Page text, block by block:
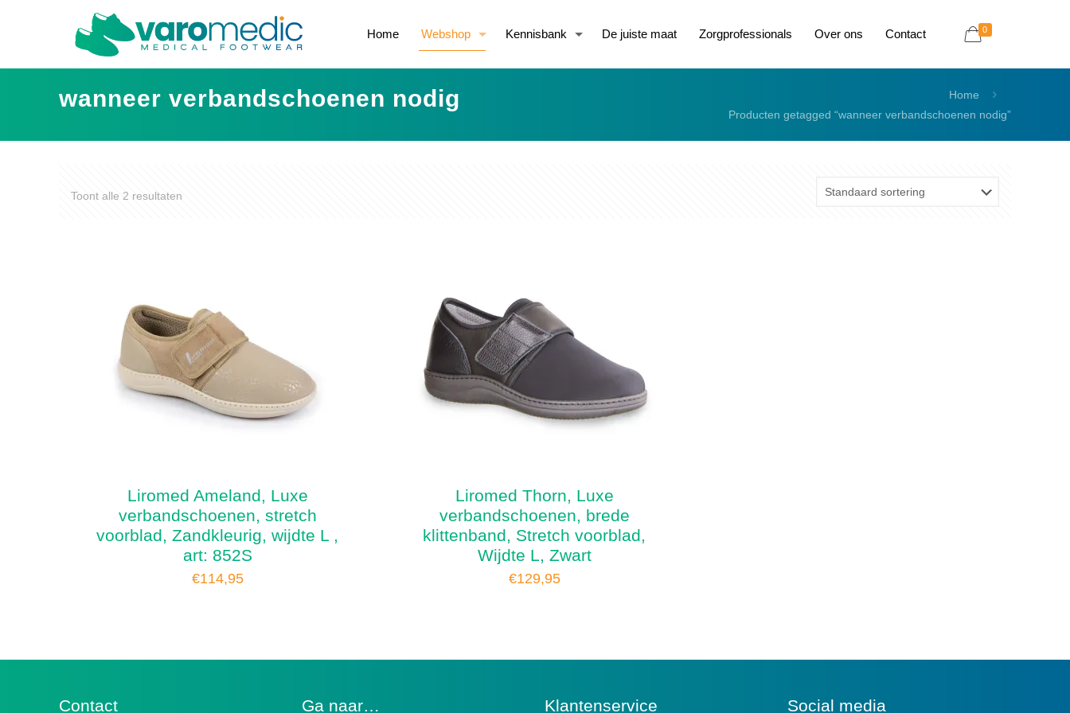
Home Webshop Kennisbank De juiste maat Zorgprofessionals Over ons Contact 0
wanneer verbandschoenen nodig
Home
Producten getagged “wanneer verbandschoenen nodig”
Toont alle 2 resultaten
Liromed Ameland, Luxe
verbandschoenen, stretch
voorblad, Zandkleurig, wijdte L ,
art: 852S
€114,95
Liromed Thorn, Luxe
verbandschoenen, brede
klittenband, Stretch voorblad,
Wijdte L, Zwart
€129,95
Contact Ga naar… Klantenservice Social media